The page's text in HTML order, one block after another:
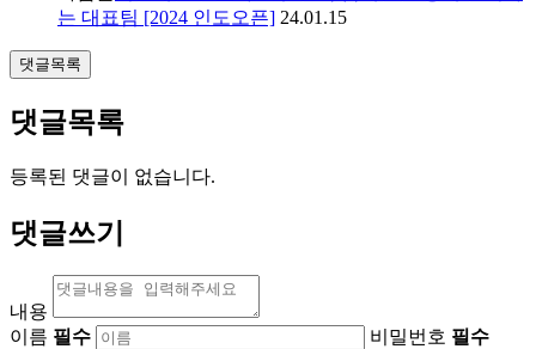
는 대표팀 [2024 인도오픈] 24.01.15
댓글목록
댓글목록
등록된 댓글이 없습니다.
댓글쓰기
내용
이름 필수 비밀번호 필수